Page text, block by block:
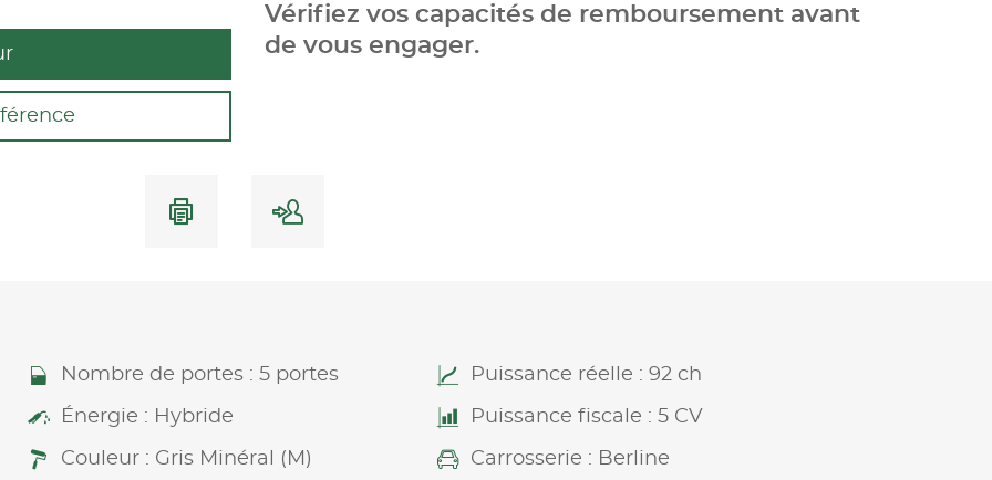
Vérifiez vos capacités de remboursement avant
de vous engager.
Nombre de portes : 5 portes Puissance réelle : 92 ch
Énergie : Hybride Puissance fiscale : 5 CV
Couleur : Gris Minéral (M) Carrosserie : Berline